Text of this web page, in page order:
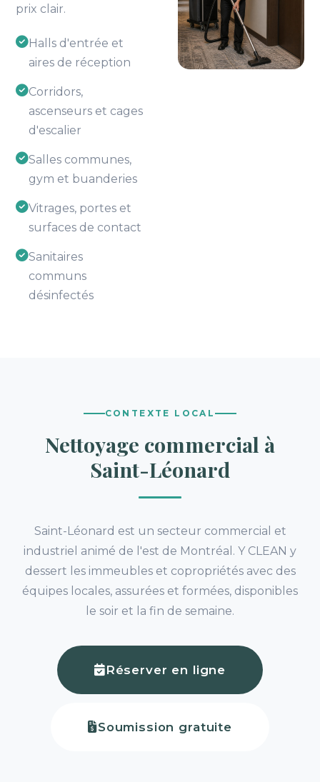
prix clair.
Halls d'entrée et
aires de réception
Corridors,
ascenseurs et cages
d'escalier
Salles communes,
gym et buanderies
Vitrages, portes et
surfaces de contact
Sanitaires
communs
désinfectés
CONTEXTE LOCAL
Nettoyage commercial à
Saint-Léonard
Saint-Léonard est un secteur commercial et
industriel animé de l'est de Montréal. Y CLEAN y
dessert les immeubles et copropriétés avec des
équipes locales, assurées et formées, disponibles
le soir et la fin de semaine.
Réserver en ligne
Soumission gratuite